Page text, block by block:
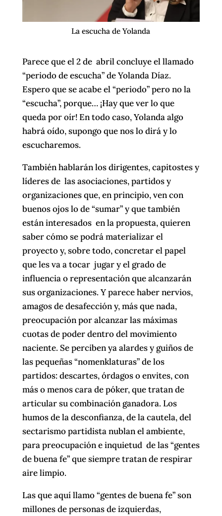
La escucha de Yolanda
Parece que el 2 de abril concluye el llamado
“periodo de escucha” de Yolanda Díaz.
Espero que se acabe el “periodo” pero no la
“escucha”, porque… ¡Hay que ver lo que
queda por oír! En todo caso, Yolanda algo
habrá oído, supongo que nos lo dirá y lo
escucharemos.
También hablarán los dirigentes, capitostes y
líderes de las asociaciones, partidos y
organizaciones que, en principio, ven con
buenos ojos lo de “sumar” y que también
están interesados en la propuesta, quieren
saber cómo se podrá materializar el
proyecto y, sobre todo, concretar el papel
que les va a tocar jugar y el grado de
influencia o representación que alcanzarán
sus organizaciones. Y parece haber nervios,
amagos de desafección y, más que nada,
preocupación por alcanzar las máximas
cuotas de poder dentro del movimiento
naciente. Se perciben ya alardes y guiños de
las pequeñas “nomenklaturas” de los
partidos: descartes, órdagos o envites, con
más o menos cara de póker, que tratan de
articular su combinación ganadora. Los
humos de la desconfianza, de la cautela, del
sectarismo partidista nublan el ambiente,
para preocupación e inquietud de las “gentes
de buena fe” que siempre tratan de respirar
aire limpio.
Las que aquí llamo “gentes de buena fe” son
millones de personas de izquierdas,